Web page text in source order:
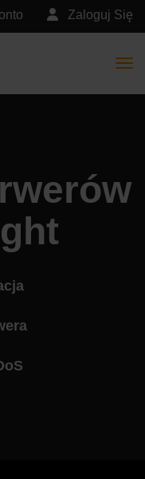
Zaloguj Się